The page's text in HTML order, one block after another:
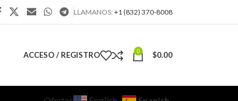
LLAMANOS: +1 (832) 370-8008
ACCESO / REGISTRO 0 $0.00